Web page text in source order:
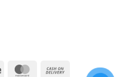
Stripe MasterCard